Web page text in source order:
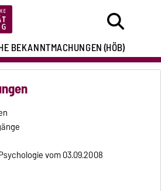
BEKANNTMACHUNGEN(HÖB)
vom 03.09.2008